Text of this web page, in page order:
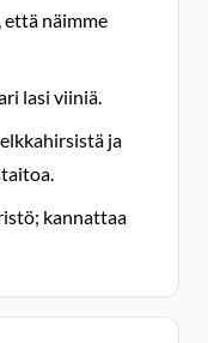
näimme
lasi viiniä.
ja
kannattaa